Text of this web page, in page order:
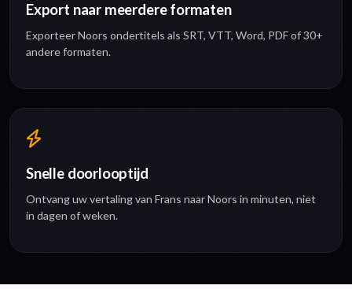
Export naar meerdere formaten
Exporteer Noors ondertitels als SRT, VTT, Word, PDF of 30+
andere formaten.
Snelle doorlooptijd
Ontvang uw vertaling van Frans naar Noors in minuten, niet
in dagen of weken.